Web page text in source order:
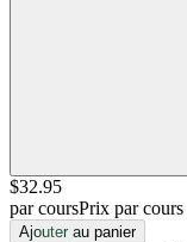
$32.95
par coursPrix par cours
Ajouter au panier